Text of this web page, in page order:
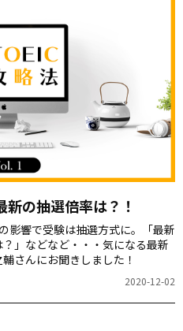
の抽選倍率は？！
影響で受験は抽選方式に。「最新
」などなど・・・気になる最新
さんにお聞きしました！
2020-12-02